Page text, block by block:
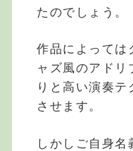
たのでしょう。
作品によっては
ャズ風のアドリ
りと高い演奏テ
させます。
しかしご自身名